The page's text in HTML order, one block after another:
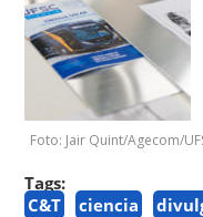
Foto: Jair Quint/Agecom/
Tags:
C&T
ciencia